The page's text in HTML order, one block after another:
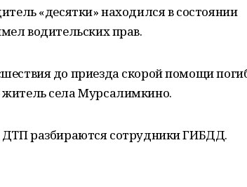
«десятки» находился в состоянии
водительских прав.
до приезда скорой помощи
житель села Мурсалимкино.
ДТП разбираются сотрудники ГИБДД.